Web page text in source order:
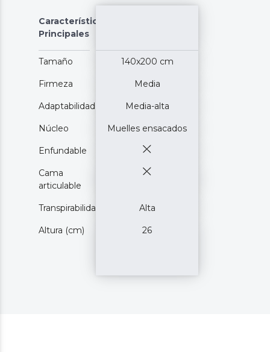
Características
Principales
Tamaño 140x200 cm
Firmeza Media
Adaptabilidad Media-alta
Núcleo Muelles ensacados
Enfundable
Cama
articulable
Transpirabilidad Alta
Altura (cm) 26